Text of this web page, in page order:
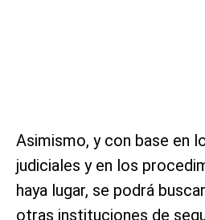
Asimismo, y con base en
judiciales y en los
haya lugar, se podrá
otras instituciones de